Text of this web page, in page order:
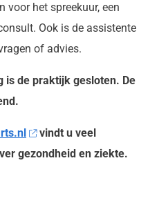
voor het spreekuur, een
Ook is de assistente
of advies.
is de praktijk gesloten. De
vindt u veel
gezondheid en ziekte.